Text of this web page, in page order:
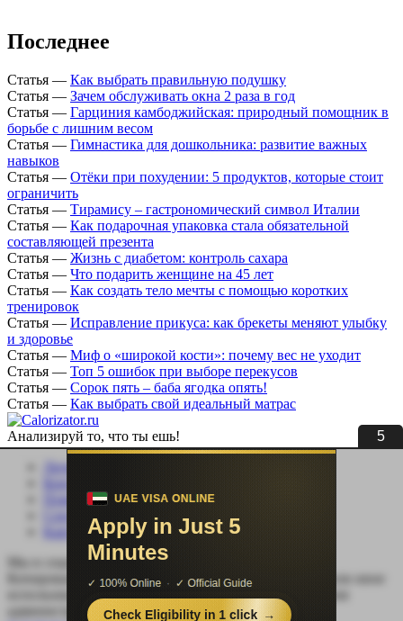
5
Последнее
Статья — Как выбрать правильную подушку
Статья — Зачем обслуживать окна 2 раза в год
Статья — Гарциния камбоджийская: природный помощник в
борьбе с лишним весом
Статья — Гимнастика для дошкольника: развитие важных
навыков
Статья — Отёки при похудении: 5 продуктов, которые стоит
ограничить
Статья — Тирамису – гастрономический символ Италии
Статья — Как подарочная упаковка стала обязательной
составляющей презента
Статья — Жизнь с диабетом: контроль сахара
Статья — Что подарить женщине на 45 лет
Статья — Как создать тело мечты с помощью коротких
тренировок
Статья — Исправление прикуса: как брекеты меняют улыбку
и здоровье
Статья — Миф о «широкой кости»: почему вес не уходит
Статья — Топ 5 ошибок при выборе перекусов
Статья — Сорок пять – баба ягодка опять!
Статья — Как выбрать свой идеальный матрас
Анализируй то, что ты ешь!
Личный кабинет
Помощь сайту
Соцсети
Карта сайта
Мы в социальных сетях:
Копирование, перепечатка (целиком или частично) или иное
администрации сайта Calorizator.ru не допускается.